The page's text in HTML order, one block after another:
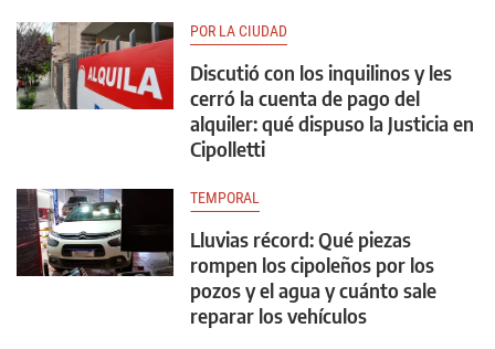
POR LA CIUDAD
Discutió con los inquilinos y les
cerró la cuenta de pago del
alquiler: qué dispuso la Justicia en
Cipolletti
TEMPORAL
Lluvias récord: Qué piezas
rompen los cipoleños por los
pozos y el agua y cuánto sale
reparar los vehículos